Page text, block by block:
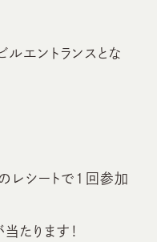
エントランスとな
シートで１回参加
たります！